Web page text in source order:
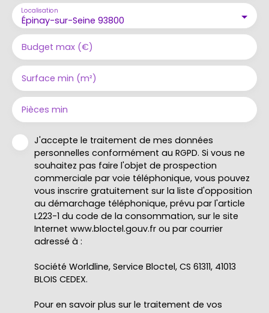
Épinay-sur-Seine 93800
Localisation
Budget max (€)
Surface min (m²)
Pièces min
J'accepte le traitement de mes données
personnelles conformément au RGPD. Si vous ne
souhaitez pas faire l'objet de prospection
commerciale par voie téléphonique, vous pouvez
vous inscrire gratuitement sur la liste d'opposition
au démarchage téléphonique, prévu par l'article
L223-1 du code de la consommation, sur le site
Internet www.bloctel.gouv.fr ou par courrier
adressé à :
Société Worldline, Service Bloctel, CS 61311, 41013
BLOIS CEDEX.
Pour en savoir plus sur le traitement de vos